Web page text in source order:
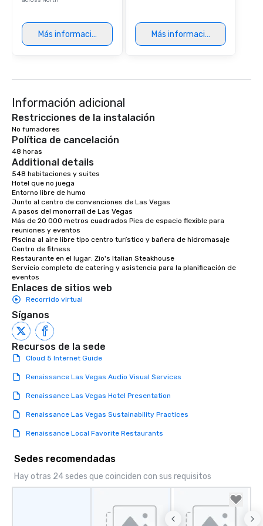
Más información Más información
Información adicional
Restricciones de la instalación
No fumadores
Política de cancelación
48 horas
Additional details
548 habitaciones y suites
Hotel que no juega
Entorno libre de humo
Junto al centro de convenciones de Las Vegas
A pasos del monorraíl de Las Vegas
Más de 20 000 metros cuadrados Pies de espacio flexible para
reuniones y eventos
Piscina al aire libre tipo centro turístico y bañera de hidromasaje
Centro de fitness
Restaurante en el lugar: Zio's Italian Steakhouse
Servicio completo de catering y asistencia para la planificación de
eventos
Enlaces de sitios web
Recorrido virtual
Síganos
Recursos de la sede
Cloud 5 Internet Guide
Renaissance Las Vegas Audio Visual Services
Renaissance Las Vegas Hotel Presentation
Renaissance Las Vegas Sustainability Practices
Renaissance Local Favorite Restaurants
Sedes recomendadas
Hay otras 24 sedes que coinciden con sus requisitos